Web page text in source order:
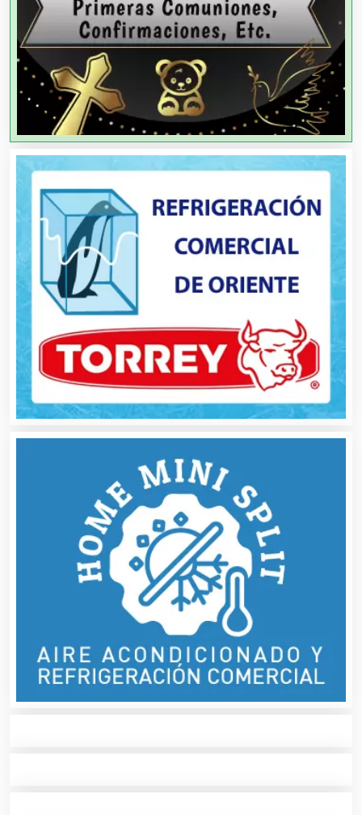
Agencias de Publicidad
Agencias de Viajes
Agricultores
Agricultura y Ganadería
Agua Purificada
Aire Acondicionado
Alarmas
Albercas
Alimentos
Almacenaje
Alquiler de Autos
Alquiler de Equipos para Fiestas